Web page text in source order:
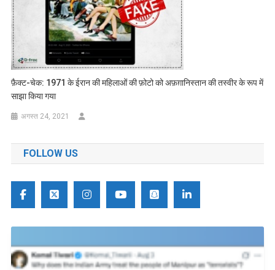
फ़ैक्ट-चेक: 1971 के ईरान की महिलाओं की फ़ोटो को अफ़ग़ानिस्तान की तस्वीर के रूप में
साझा किया गया
अगस्त 24, 2021
FOLLOW US